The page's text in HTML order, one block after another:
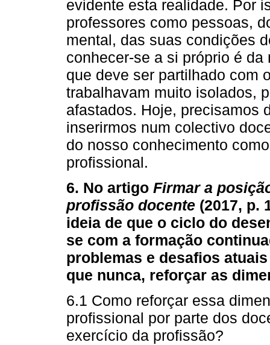
evidente esta realidade. Por
professores como pessoas,
mental, das suas condições
conhecer-se a si próprio é
que deve ser partilhado com
trabalhavam muito isolados,
afastados. Hoje, precisamos
inserirmos num colectivo
do nosso conhecimento
profissional.
6. No artigo Firmar a
profissão docente (2017, p.
ideia de que o ciclo do
se com a formação
problemas e desafios
que nunca, reforçar as
6.1 Como reforçar essa
profissional por parte dos
exercício da profissão?